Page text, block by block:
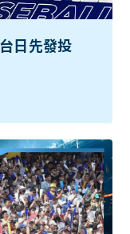
日先發投